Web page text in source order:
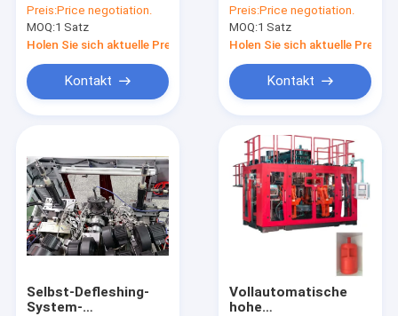
Preis:Price negotiation.
MOQ:1 Satz
Holen Sie sich aktuelle Preis
Kontakt
Preis:Price negotiation.
MOQ:1 Satz
Holen Sie sich aktuelle Preis
Kontakt
Selbst-Defleshing-
System-
Vollautomatische
hohe